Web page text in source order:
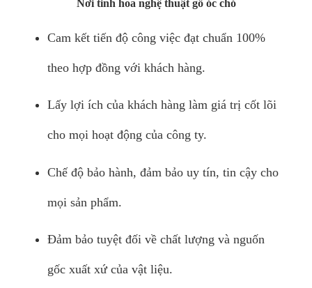
Nơi tinh hoa nghệ thuật gỗ óc chó
Cam kết tiến độ công việc đạt chuẩn 100%
theo hợp đồng với khách hàng.
Lấy lợi ích của khách hàng làm giá trị cốt lõi
cho mọi hoạt động của công ty.
Chế độ bảo hành, đảm bảo uy tín, tin cậy cho
mọi sản phẩm.
Đảm bảo tuyệt đối về chất lượng và nguốn
gốc xuất xứ của vật liệu.